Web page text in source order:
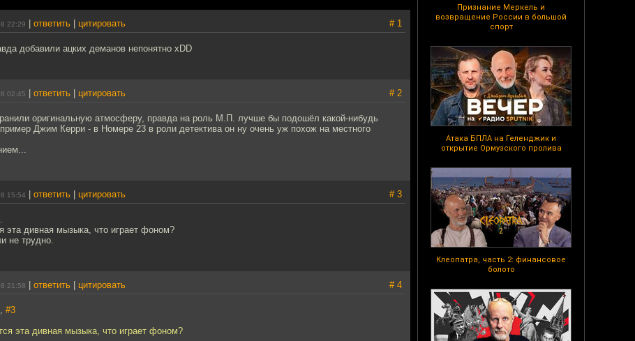
Признание Меркель и
возвращение России в большой
спорт
Атака БПЛА на Геленджик и
открытие Ормузского пролива
Клеопатра, часть 2: финансовое
болото
22:29 ответить цитировать # 1
добавили ацких деманов непонятно xDD
02:45 ответить цитировать # 2
оригинальную атмосферу, правда на роль М.П. лучше бы подошёл какой-нибудь
Джим Керри - в Номере 23 в роли детектива он ну очень уж похож на местного
15:54 ответить цитировать # 3
эта дивная мызыка, что играет фоном?
не трудно.
21:58 ответить цитировать # 4
#3
эта дивная мызыка, что играет фоном?